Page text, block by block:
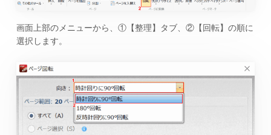
画面上部のメニューから、①【整理】タブ、②【回転】の順に
選択します。